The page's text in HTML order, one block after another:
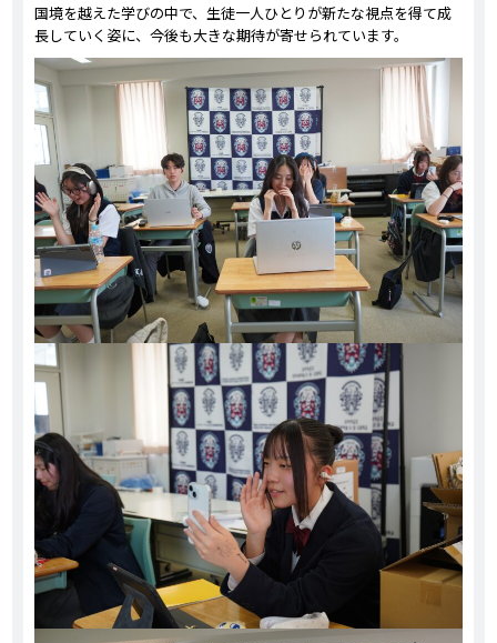
国境を越えた学びの中で、生徒一人ひとりが新たな視点を得て成
長していく姿に、今後も大きな期待が寄せられています。